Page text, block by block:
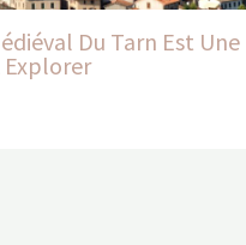
Du Tarn Est Une
Explorer